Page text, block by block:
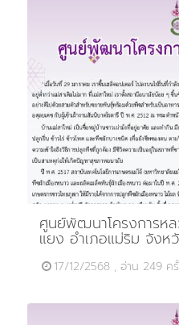
ศูนย์พัฒนาโครงการห
แยง อำเภอแม่ริม จังห
17/12/2568 , อ่าน 249 ค